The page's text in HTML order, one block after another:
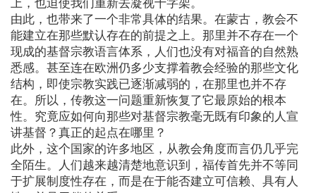
由此，也带来了一个非常具体的结果。在蒙古，教会不
能建立在那些默认存在的前提之上。那里并不存在一个
现成的基督宗教语言体系，人们也没有对福音的自然熟
悉感。甚至连在欧洲仍多少支撑着教会经验的那些文化
结构，即使宗教实践已逐渐减弱的，在那里也并不存
在。所以，传教这一问题重新恢复了它最原始的根本
性。究竟应如何向那些对基督宗教毫无既有印象的人宣
讲基督？真正的起点在哪里？
此外，这个国家的许多地区，从教会角度而言仍几乎完
全陌生。人们越来越清楚地意识到，福传首先并不等同
于扩展制度性存在，而是在于能否建立可信赖、具有人